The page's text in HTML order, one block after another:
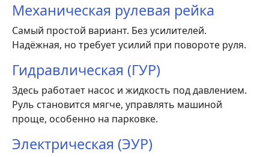
Механическая рулевая рейка
Самый простой вариант. Без усилителей.
Надёжная, но требует усилий при повороте руля.
Гидравлическая (ГУР)
Здесь работает насос и жидкость под давлением.
Руль становится мягче, управлять машиной
проще, особенно на парковке.
Электрическая (ЭУР)